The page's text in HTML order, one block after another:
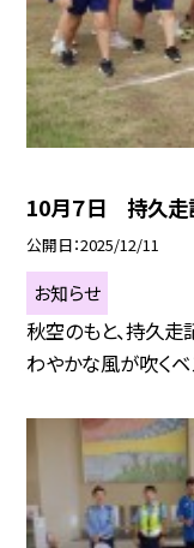
10月７日 持久走
公開日 2025/12/11
お知らせ
秋空のもと、持久走
わやかな風が吹くベ